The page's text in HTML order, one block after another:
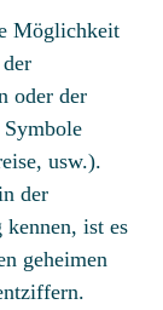
Möglichkeit
oder der
usw.).
der
kennen, ist es
geheimen